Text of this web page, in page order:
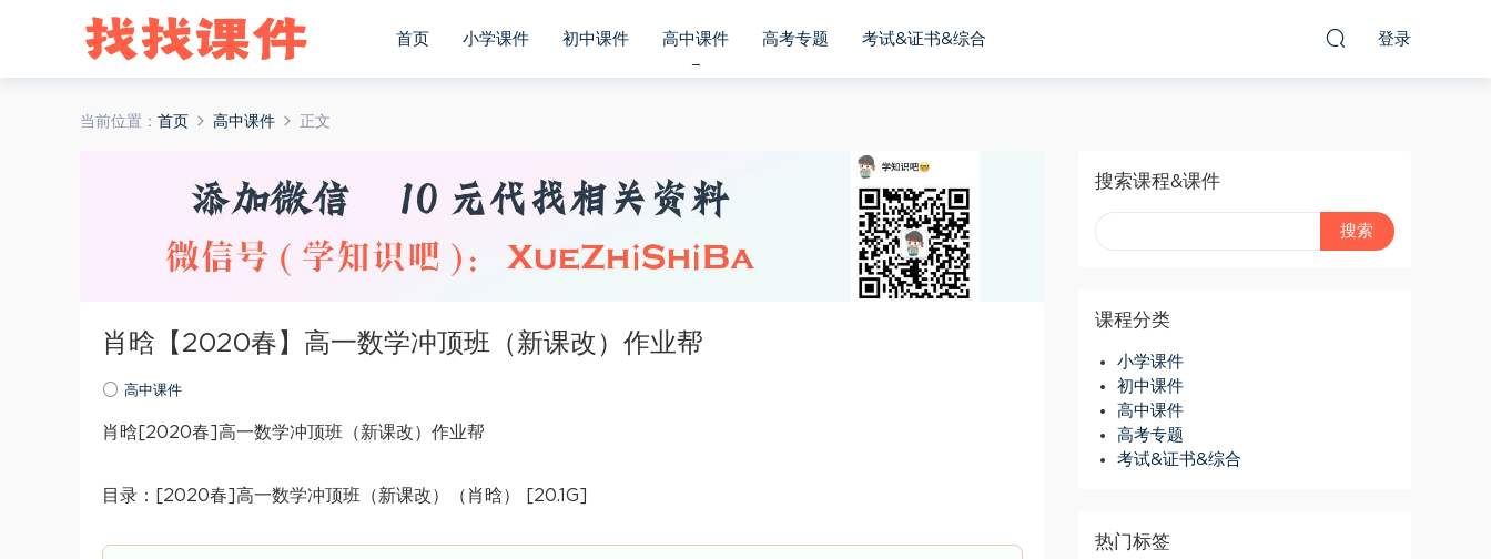
首页 小学课件 初中课件 高中课件 高考专题 考试&证书&综合 登录
当前位置： 首页 高中课件 正文
肖晗【2020春】高一数学冲顶班（新课改）作业帮
高中课件
肖晗[2020春]高一数学冲顶班（新课改）作业帮
目录：[2020春]高一数学冲顶班（新课改）（肖晗） [20.1G]
搜索课程&课件
课程分类
小学课件
初中课件
高中课件
高考专题
考试&证书&综合
热门标签